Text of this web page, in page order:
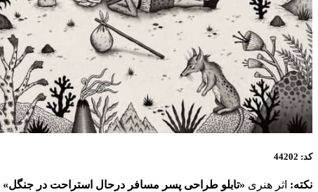
کد: 44202
نکته: اثر هنری «تابلو طراحی پسر مسافر درحال استراحت در جنگل»